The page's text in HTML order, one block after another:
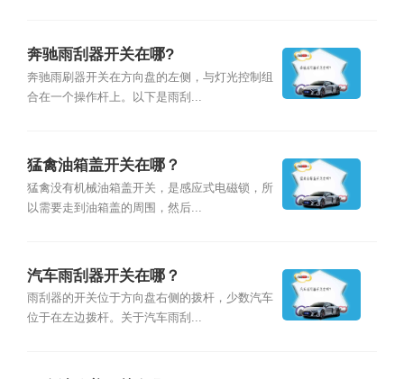
奔驰雨刮器开关在哪?
奔驰雨刷器开关在方向盘的左侧，与灯光控制组
合在一个操作杆上。以下是雨刮...
猛禽油箱盖开关在哪？
猛禽没有机械油箱盖开关，是感应式电磁锁，所
以需要走到油箱盖的周围，然后...
汽车雨刮器开关在哪？
雨刮器的开关位于方向盘右侧的拨杆，少数汽车
位于在左边拨杆。关于汽车雨刮...